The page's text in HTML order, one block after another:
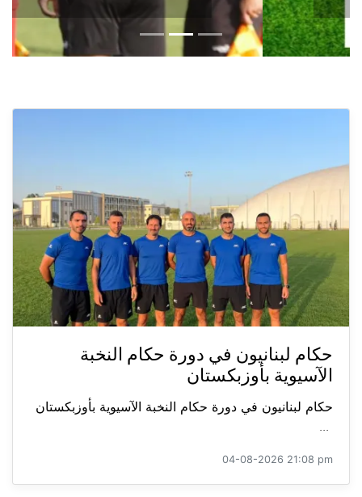
حكام لبنانيون في دورة حكام النخبة
الآسيوية بأوزبكستان
حكام لبنانيون في دورة حكام النخبة الآسيوية بأوزبكستان
...
04-08-2026 21:08 pm